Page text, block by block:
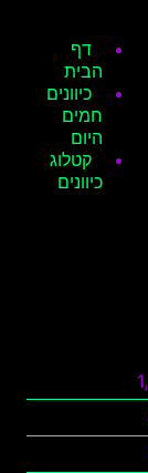
דף
הבית
כיוונים
חמים
היום
קטלוג
כיוונים